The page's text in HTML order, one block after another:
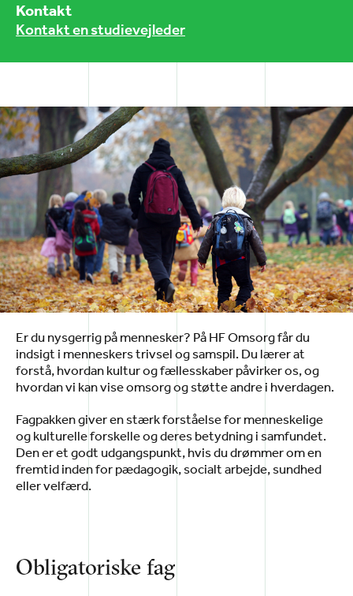
Kontakt
Kontakt en studievejleder
Er du nysgerrig på mennesker? På HF Omsorg får du
indsigt i menneskers trivsel og samspil. Du lærer at
forstå, hvordan kultur og fællesskaber påvirker os, og
hvordan vi kan vise omsorg og støtte andre i hverdagen.
Fagpakken giver en stærk forståelse for menneskelige
og kulturelle forskelle og deres betydning i samfundet.
Den er et godt udgangspunkt, hvis du drømmer om en
fremtid inden for pædagogik, socialt arbejde, sundhed
eller velfærd.
Obligatoriske fag